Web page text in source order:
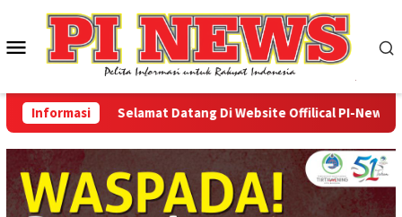
konten
Menu
Mobile
InformasiSelamat Datang Di Website Offilical PI-News